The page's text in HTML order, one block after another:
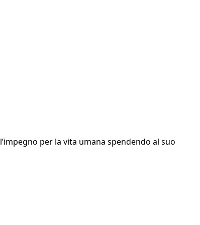
per la vita umana spendendo al suo